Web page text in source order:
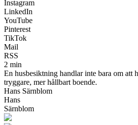
Instagram
LinkedIn
YouTube
Pinterest
TikTok
Mail
RSS
2 min
En husbesiktning handlar inte bara om att
tryggare, mer hållbart boende.
Hans Särnblom
Hans
Särnblom